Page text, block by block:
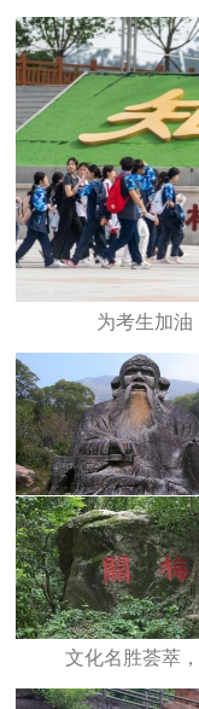
为考生加油
文化名胜荟萃